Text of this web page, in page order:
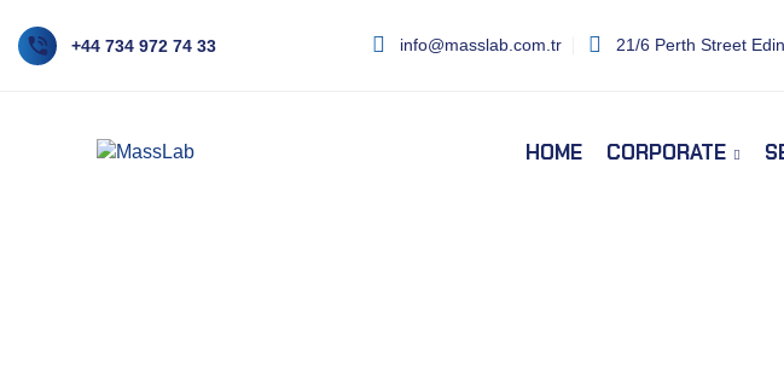
+44 734 972 74 33 info@masslab.com.tr 21/6 Perth Street
HOME CORPORATE